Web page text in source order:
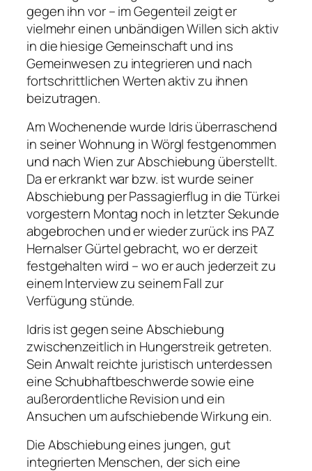
gegen ihn vor – im Gegenteil zeigt er
vielmehr einen unbändigen Willen sich aktiv
in die hiesige Gemeinschaft und ins
Gemeinwesen zu integrieren und nach
fortschrittlichen Werten aktiv zu ihnen
beizutragen.
Am Wochenende wurde Idris überraschend
in seiner Wohnung in Wörgl festgenommen
und nach Wien zur Abschiebung überstellt.
Da er erkrankt war bzw. ist wurde seiner
Abschiebung per Passagierflug in die Türkei
vorgestern Montag noch in letzter Sekunde
abgebrochen und er wieder zurück ins PAZ
Hernalser Gürtel gebracht, wo er derzeit
festgehalten wird – wo er auch jederzeit zu
einem Interview zu seinem Fall zur
Verfügung stünde.
Idris ist gegen seine Abschiebung
zwischenzeitlich in Hungerstreik getreten.
Sein Anwalt reichte juristisch unterdessen
eine Schubhaftbeschwerde sowie eine
außerordentliche Revision und ein
Ansuchen um aufschiebende Wirkung ein.
Die Abschiebung eines jungen, gut
integrierten Menschen, der sich eine